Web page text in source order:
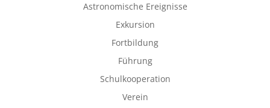
Astronomische Ereignisse
Exkursion
Fortbildung
Führung
Schulkooperation
Verein